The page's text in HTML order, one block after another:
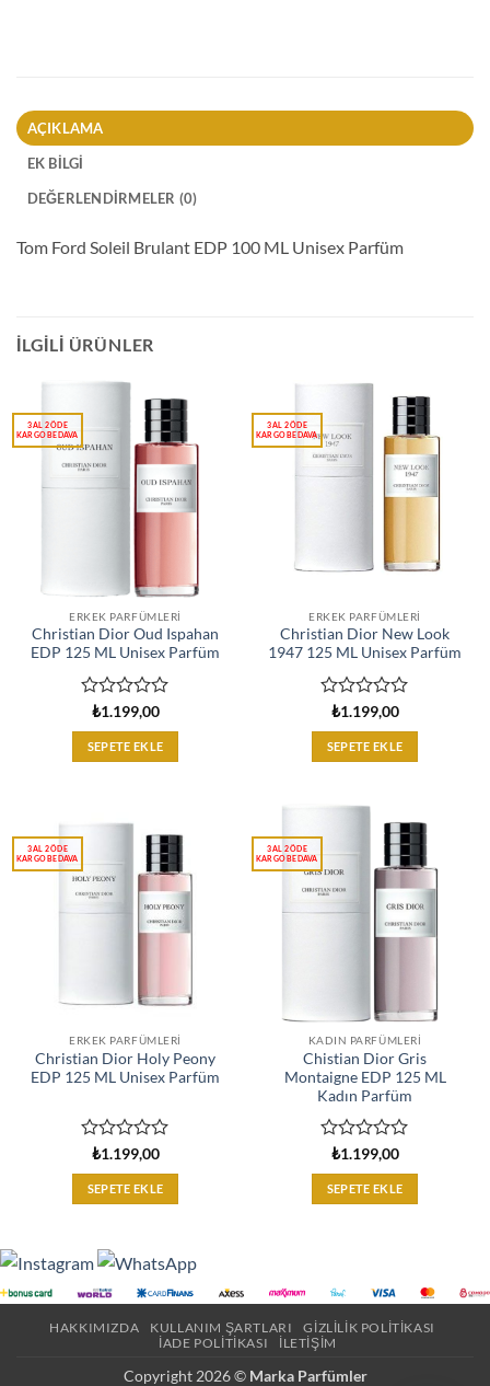
AÇIKLAMA
EK BILGI
DEĞERLENDIRMELER (0)
Tom Ford Soleil Brulant EDP 100 ML Unisex Parfüm
İLGILI ÜRÜNLER
ERKEK PARFÜMLERI
Christian Dior Oud Ispahan
EDP 125 ML Unisex Parfüm
üzerinden
0
oy
₺1.199,00
SEPETE EKLE
ERKEK PARFÜMLERI
Christian Dior New Look
1947 125 ML Unisex Parfüm
üzerinden
0
oy
₺1.199,00
SEPETE EKLE
ERKEK PARFÜMLERI
Christian Dior Holy Peony
EDP 125 ML Unisex Parfüm
üzerinden
0
oy
₺1.199,00
SEPETE EKLE
KADIN PARFÜMLERI
Chistian Dior Gris
Montaigne EDP 125 ML
Kadın Parfüm
üzerinden
0
oy
₺1.199,00
SEPETE EKLE
HAKKIMIZDA KULLANIM ŞARTLARI
GIZLILIK POLITIKASI
İADE POLITIKASI
İLETIŞIM
Copyright 2026 © Marka Parfümler